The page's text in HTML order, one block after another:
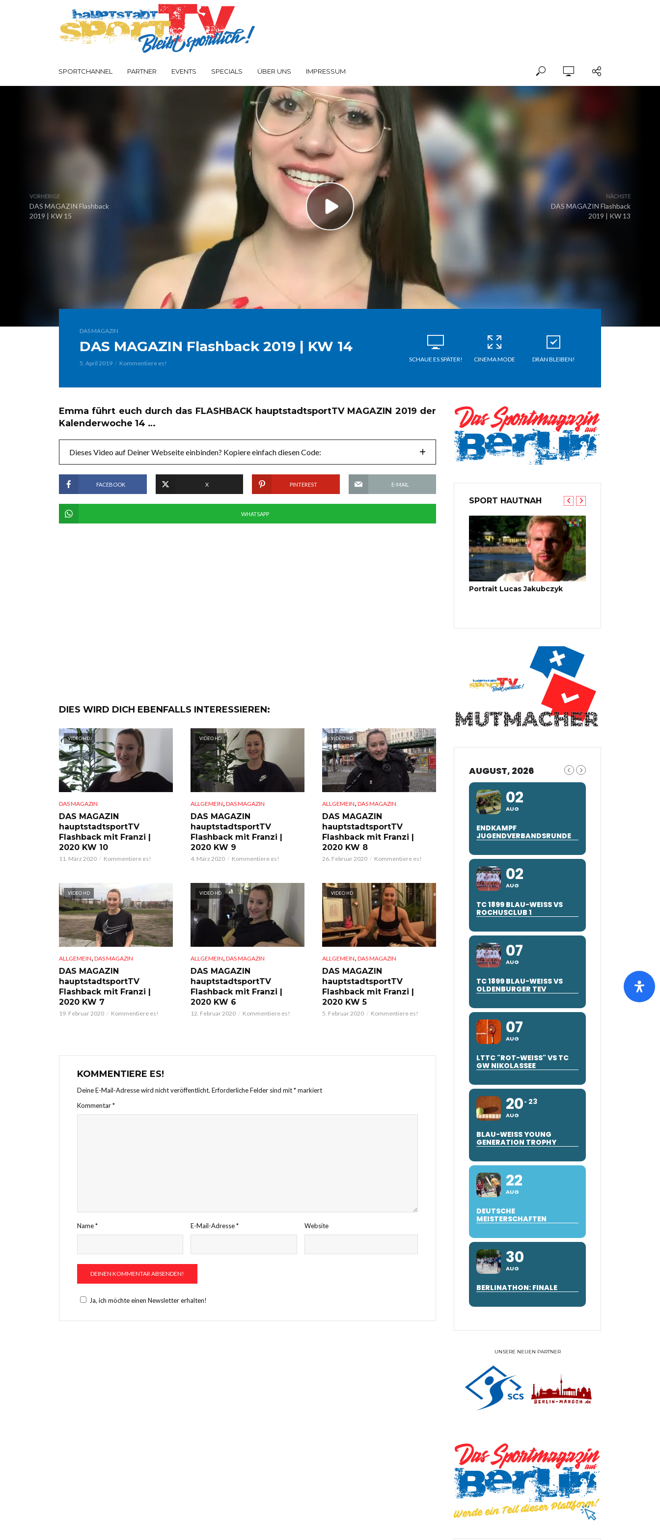
SPORTCHANNEL PARTNER EVENTS SPECIALS ÜBER UNS IMPRESSUM
VORHERIGE
DAS MAGAZIN Flashback
2019 | KW 15
NÄCHSTE
DAS MAGAZIN Flashback
2019 | KW 13
DAS MAGAZIN
DAS MAGAZIN Flashback 2019 | KW 14
5. April 2019 Kommentiere es!
SCHAUE ES SPÄTER! CINEMA MODE DRAN BLEIBEN!
Emma führt euch durch das FLASHBACK hauptstadtsportTV MAGAZIN 2019 der
Kalenderwoche 14 …
Dieses Video auf Deiner Webseite einbinden? Kopiere einfach diesen Code:
FACEBOOK X PINTEREST E-MAIL
WHATSAPP
DIES WIRD DICH EBENFALLS INTERESSIEREN:
VIDEO HD
DAS MAGAZIN
DAS MAGAZIN
hauptstadtsportTV
Flashback mit Franzi |
2020 KW 10
11. März 2020 Kommentiere es!
VIDEO HD
ALLGEMEIN, DAS MAGAZIN
DAS MAGAZIN
hauptstadtsportTV
Flashback mit Franzi |
2020 KW 9
4. März 2020 Kommentiere es!
VIDEO HD
ALLGEMEIN, DAS MAGAZIN
DAS MAGAZIN
hauptstadtsportTV
Flashback mit Franzi |
2020 KW 8
26. Februar 2020 Kommentiere es!
VIDEO HD
ALLGEMEIN, DAS MAGAZIN
DAS MAGAZIN
hauptstadtsportTV
Flashback mit Franzi |
2020 KW 7
19. Februar 2020 Kommentiere es!
VIDEO HD
ALLGEMEIN, DAS MAGAZIN
DAS MAGAZIN
hauptstadtsportTV
Flashback mit Franzi |
2020 KW 6
12. Februar 2020 Kommentiere es!
VIDEO HD
ALLGEMEIN, DAS MAGAZIN
DAS MAGAZIN
hauptstadtsportTV
Flashback mit Franzi |
2020 KW 5
5. Februar 2020 Kommentiere es!
KOMMENTIERE ES!
Deine E-Mail-Adresse wird nicht veröffentlicht. Erforderliche Felder sind mit*markiert
Kommentar*
Name* E-Mail-Adresse* Website
Ja, ich möchte einen Newsletter erhalten!
SPORT HAUTNAH
Portrait Lucas Jakubczyk
AUGUST, 2026
02
AUG
ENDKAMPF
JUGENDVERBANDSRUNDE
02
AUG
TC 1899 BLAU-WEISS VS
ROCHUSCLUB 1
07
AUG
TC 1899 BLAU-WEISS VS
OLDENBURGER TEV
07
AUG
LTTC "ROT-WEISS" VS TC G
W NIKOLASSEE
20
AUG
23
BLAU-WEISS YOUNG
GENERATION TROPHY
22
AUG
DEUTSCHE
MEISTERSCHAFTEN
30
AUG
BERLINATHON: FINALE
UNSERE NEUEN PARTNER